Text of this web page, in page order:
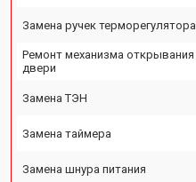
Замена ручек терморегулятора
Ремонт механизма открывания
двери
Замена ТЭН
Замена таймера
Замена шнура питания